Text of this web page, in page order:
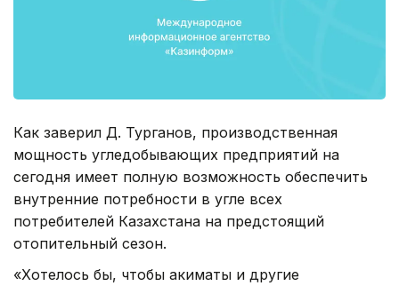
Как заверил Д. Турганов, производственная
мощность угледобывающих предприятий на
сегодня имеет полную возможность обеспечить
внутренние потребности в угле всех
потребителей Казахстана на предстоящий
отопительный сезон.
«Хотелось бы, чтобы акиматы и другие